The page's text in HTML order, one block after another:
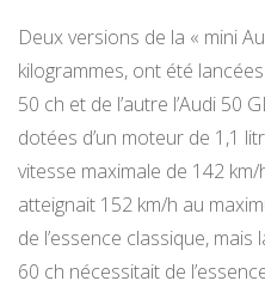
Deux versions de la « mini
kilogrammes, ont été
50 ch et de l’autre l’Audi 50
dotées d’un moteur de 1,1
vitesse maximale de 142 km/
atteignait 152 km/h au
de l’essence classique,
60 ch nécessitait de